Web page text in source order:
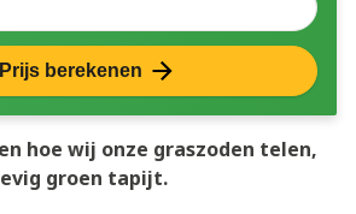
Prijs berekenen
hoe wij onze graszoden telen,
groen tapijt.